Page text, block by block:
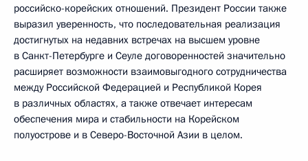
российско-корейских отношений. Президент России также
выразил уверенность, что последовательная реализация
достигнутых на недавних встречах на высшем уровне
в Санкт-Петербурге и Сеуле договоренностей значительно
расширяет возможности взаимовыгодного сотрудничества
между Российской Федерацией и Республикой Корея
в различных областях, а также отвечает интересам
обеспечения мира и стабильности на Корейском
полуострове и в Северо-Восточной Азии в целом.